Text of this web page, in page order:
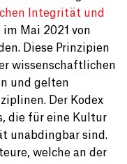
Integrität und
im Mai 2021 von
Diese Prinzipien
wissenschaftlichen
und gelten
Der Kodex
die für eine Kultur
unabdingbar sind.
welche an der